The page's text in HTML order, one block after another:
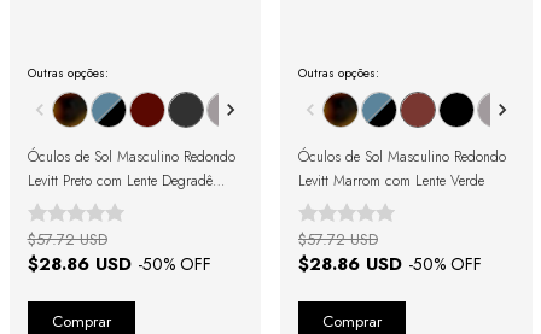
Outras opções:
Óculos de Sol Masculino Redondo
Levitt Preto com Lente Degradê
Preto
$28.86 USD -50% OFF
$57.72 USD
Outras opções:
Óculos de Sol Masculino Redondo
Levitt Marrom com Lente Verde
$28.86 USD -50% OFF
$57.72 USD